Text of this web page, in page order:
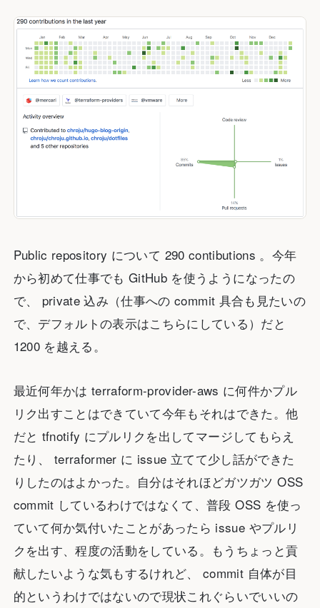
Public repository について 290 contibutions 。今年
から初めて仕事でも GitHub を使うようになったの
で、 private 込み（仕事への commit 具合も見たいの
で、デフォルトの表示はこちらにしている）だと
1200 を越える。
最近何年かは terraform-provider-aws に何件かプル
リク出すことはできていて今年もそれはできた。他
だと tfnotify にプルリクを出してマージしてもらえ
たり、 terraformer に issue 立てて少し話ができた
りしたのはよかった。自分はそれほどガツガツ OSS
commit しているわけではなくて、普段 OSS を使っ
ていて何か気付いたことがあったら issue やプルリ
クを出す、程度の活動をしている。もうちょっと貢
献したいような気もするけれど、 commit 自体が目
的というわけではないので現状これぐらいでいいの